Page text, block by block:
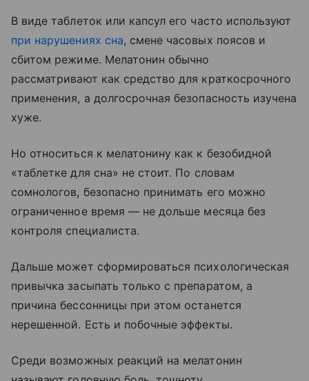
В виде таблеток или капсул его часто используют
при нарушениях сна, смене часовых поясов и
сбитом режиме. Мелатонин обычно
рассматривают как средство для краткосрочного
применения, а долгосрочная безопасность изучена
хуже.
Но относиться к мелатонину как к безобидной
«таблетке для сна» не стоит. По словам
сомнологов, безопасно принимать его можно
ограниченное время — не дольше месяца без
контроля специалиста.
Дальше может сформироваться психологическая
привычка засыпать только с препаратом, а
причина бессонницы при этом останется
нерешенной. Есть и побочные эффекты.
Среди возможных реакций на мелатонин